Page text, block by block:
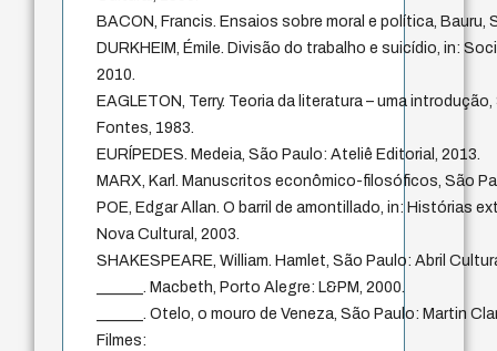
BACON, Francis. Ensaios sobre moral e política, Bauru,
DURKHEIM, Émile. Divisão do trabalho e suicídio, in:
2010.
EAGLETON, Terry. Teoria da literatura – uma
Fontes, 1983.
EURÍPEDES. Medeia, São Paulo: Ateliê Editorial, 2013.
MARX, Karl. Manuscritos econômico-filosóficos, São
POE, Edgar Allan. O barril de amontillado, in: Histórias
Nova Cultural, 2003.
SHAKESPEARE, William. Hamlet, São Paulo: Abril
______. Macbeth, Porto Alegre: L&PM, 2000.
______. Otelo, o mouro de Veneza, São Paulo: Martin
Filmes: